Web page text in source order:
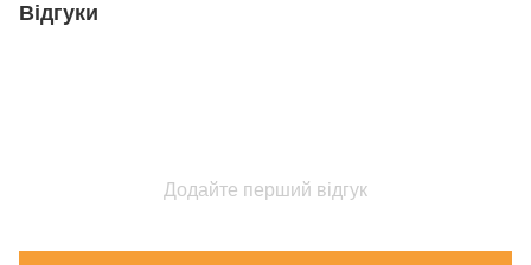
Відгуки
Додайте перший відгук